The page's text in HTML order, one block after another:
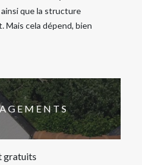
que la structure
cela dépend, bien
gratuits